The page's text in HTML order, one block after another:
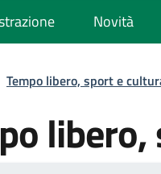
Novità
di pane
Tempo libero, sport e